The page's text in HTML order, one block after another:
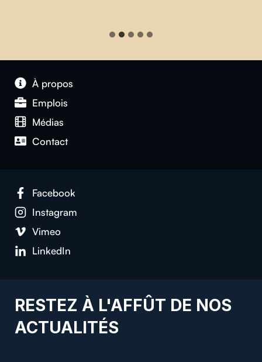
À propos
Emplois
Médias
Contact
Facebook
Instagram
Vimeo
LinkedIn
RESTEZ À L'AFFÛT DE NOS
ACTUALITÉS